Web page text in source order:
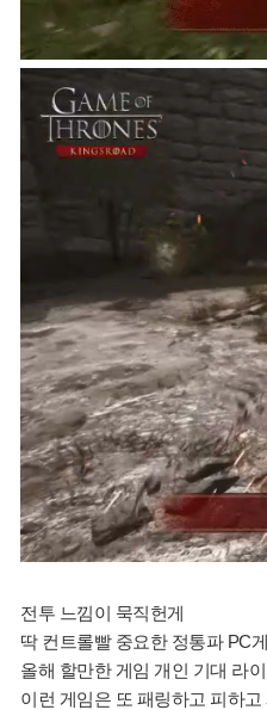
전투 느낌이 묵직헌게
딱 컨트롤빨 중요한 정통파 PC
올해 할만한 게임 개인 기대 라
이런 게임은 또 패링하고 피하